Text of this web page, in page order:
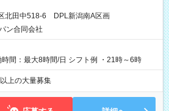
働けます！ 【試用期間】試用期間
さ：1週間 雇用形態、給与は本採用時と同じ
北田中518-6 DPL新潟南A区画
ン合同会社
間：最大8時間/日 シフト例 ・21時～6時
上の大量募集